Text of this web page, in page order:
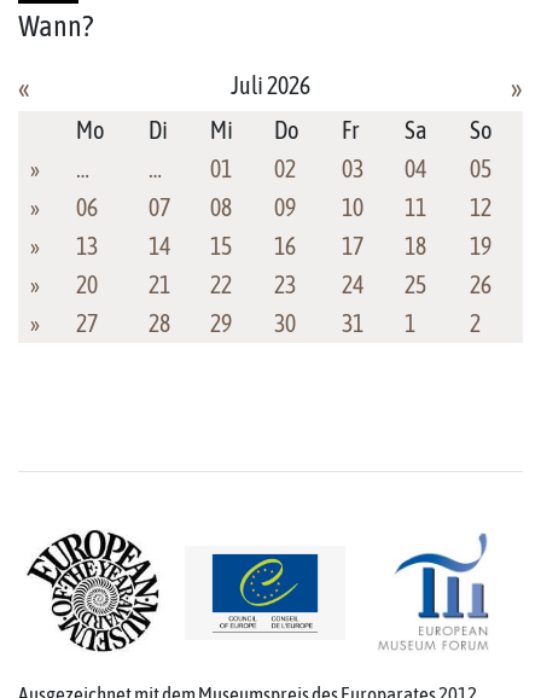
Wann?
»
«
Juli 2026
Mo
Di Mi Do Fr Sa
So
»
… … 01 02 03 04
05
»
06 07 08 09 10 11
12
»
13 14 15 16 17 18
19
»
20 21 22 23 24 25
26
»
27 28 29 30 31 1 2